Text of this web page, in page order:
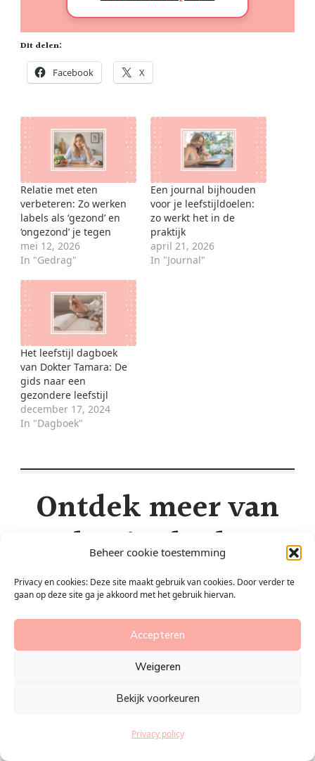
Beheer cookie toestemming
Privacy en cookies: Deze site maakt gebruik van cookies. Door verder te
gaan op deze site ga je akkoord met het gebruik hiervan.
Accepteren
Weigeren
Bekijk voorkeuren
Privacy policy
Dit delen:
Facebook X
Relatie met eten
verbeteren: Zo werken
labels als ‘gezond’ en
‘ongezond’ je tegen
mei 12, 2026
In "Gedrag"
Een journal bijhouden
voor je leefstijldoelen:
zo werkt het in de
praktijk
april 21, 2026
In "Journal"
Het leefstijl dagboek
van Dokter Tamara: De
gids naar een
gezondere leefstijl
december 17, 2024
In "Dagboek"
Ontdek meer van
Plan je slanker
Abonneer je om de nieuwste berichten naar je e-mail te
laten verzenden.
Typ je e-mail...